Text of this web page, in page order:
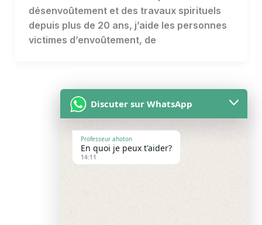
désenvoûtement et des travaux spirituels
depuis plus de 20 ans, j’aide les personnes
victimes d’envoûtement, de
Accueil
Discuter sur WhatsApp
Professeur ahoton
En quoi je peux t'aider?
14:11